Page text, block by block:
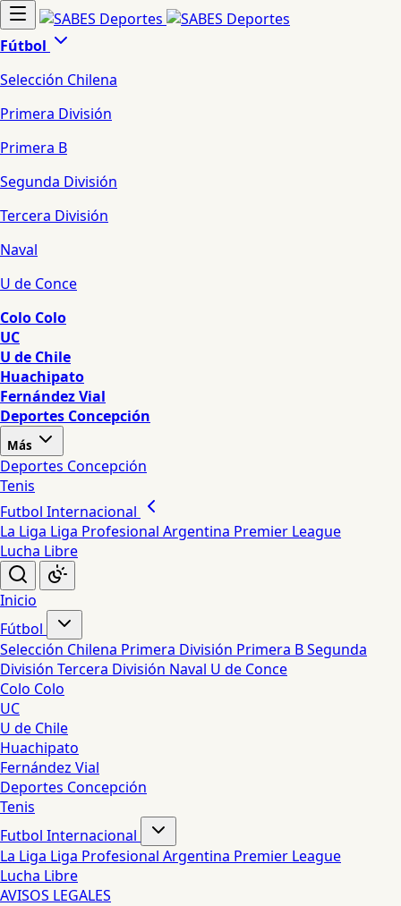
Fútbol
Selección Chilena
Primera División
Primera B
Segunda División
Tercera División
Naval
U de Conce
Colo Colo
UC
U de Chile
Huachipato
Fernández Vial
Deportes Concepción
Más
Deportes Concepción
Tenis
Futbol Internacional
La Liga Liga Profesional Argentina Premier League
Lucha Libre
Inicio
Fútbol
Selección Chilena Primera División Primera BSegunda
División Tercera División Naval U de Conce
Colo Colo
UC
U de Chile
Huachipato
Fernández Vial
Deportes Concepción
Tenis
Futbol Internacional
La Liga Liga Profesional Argentina Premier League
Lucha Libre
AVISOS LEGALES